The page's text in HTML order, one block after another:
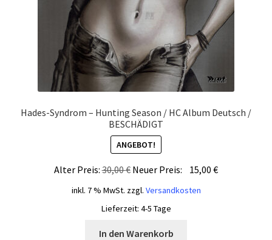
Hades-Syndrom – Hunting Season / HC Album Deutsch /
BESCHÄDIGT
ANGEBOT!
Alter Preis:30,00€ Ursprünglicher
war:
30,00 €
Neuer Preis: 15,00€Aktueller
inkl. 7 % MwSt. zzgl. Versandkosten
Lieferzeit: 4-5 Tage
In den Warenkorb